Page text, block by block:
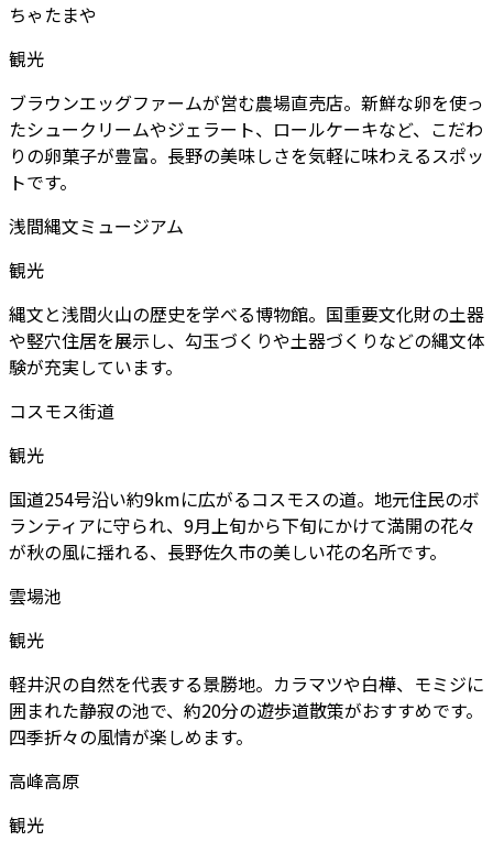
ちゃたまや
観光
ブラウンエッグファームが営む農場直売店。新鮮な卵を使っ
たシュークリームやジェラート、ロールケーキなど、こだわ
りの卵菓子が豊富。長野の美味しさを気軽に味わえるスポッ
トです。
浅間縄文ミュージアム
観光
縄文と浅間火山の歴史を学べる博物館。国重要文化財の土器
や竪穴住居を展示し、勾玉づくりや土器づくりなどの縄文体
験が充実しています。
コスモス街道
観光
国道254号沿い約9kmに広がるコスモスの道。地元住民のボ
ランティアに守られ、9月上旬から下旬にかけて満開の花々
が秋の風に揺れる、長野佐久市の美しい花の名所です。
雲場池
観光
軽井沢の自然を代表する景勝地。カラマツや白樺、モミジに
囲まれた静寂の池で、約20分の遊歩道散策がおすすめです。
四季折々の風情が楽しめます。
高峰高原
観光